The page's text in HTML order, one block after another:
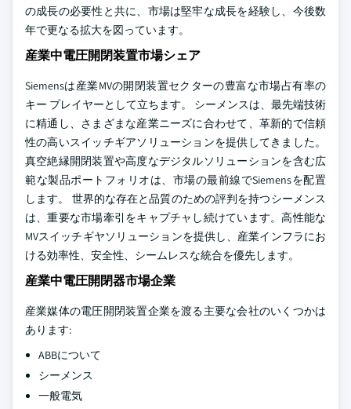
の成長の必要性と共に、市場は堅牢な成長を経験し、今後数
年で更なる拡大を図っています。
産業中電圧開閉装置市場シェア
Siemensは産業MVの開閉装置セクターの豊富な市場占有率の
キー プレイヤーとして立ちます。 シーメンスは、最先端技術
に精通し、さまざまな産業ニーズに合わせて、革新的で信頼
性の高いスイッチギアソリューションを提供してきました。
真空絶縁開閉装置や高度なデジタルソリューションを含む広
範な製品ポートフォリオは、市場の最前線でSiemensを配置
します。 世界的な存在と品質のための評判を持つシーメンス
は、重要な市場牽引をキャプチャし続けています。高性能な
MVスイッチギヤソリューションを提供し、産業インフラにお
ける効率性、安全性、シームレスな統合を優先します。
産業中電圧開閉器市場企業
産業媒体の電圧開閉装置企業を渡る主要な会社のいくつかは
あります:
ABBについて
シーメンス
一般電気